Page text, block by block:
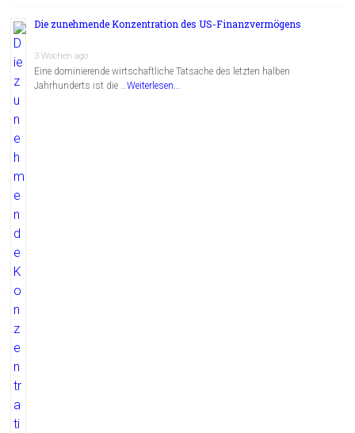
Die zunehmende Konzentration des US-Finanzvermögens
3 Wochen ago
Eine dominierende wirtschaftliche Tatsache des letzten halben
Jahrhunderts ist die …Weiterlesen...